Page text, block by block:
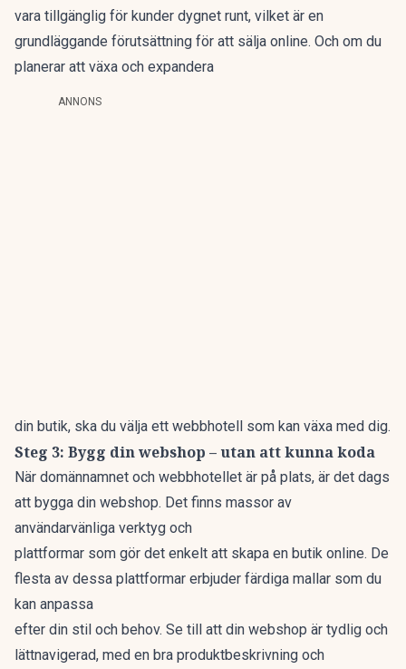
vara tillgänglig för kunder dygnet runt, vilket är en
grundläggande förutsättning för att sälja online. Och om du
planerar att växa och expandera
ANNONS
din butik, ska du välja ett webbhotell som kan växa med dig.
Steg 3: Bygg din webshop – utan att kunna koda
När domännamnet och webbhotellet är på plats, är det dags
att bygga din webshop. Det finns massor av
användarvänliga verktyg och
plattformar som gör det enkelt att skapa en butik online. De
flesta av dessa plattformar erbjuder färdiga mallar som du
kan anpassa
efter din stil och behov. Se till att din webshop är tydlig och
lättnavigerad, med en bra produktbeskrivning och